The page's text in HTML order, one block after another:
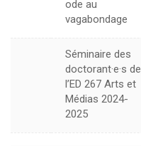
ode au
vagabondage
Séminaire des
doctorant·e·s de
l’ED 267 Arts et
Médias 2024-
2025